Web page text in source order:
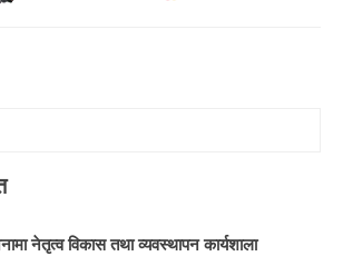
नेतृत्व विकास तथा व्यवस्थापन कार्यशाला